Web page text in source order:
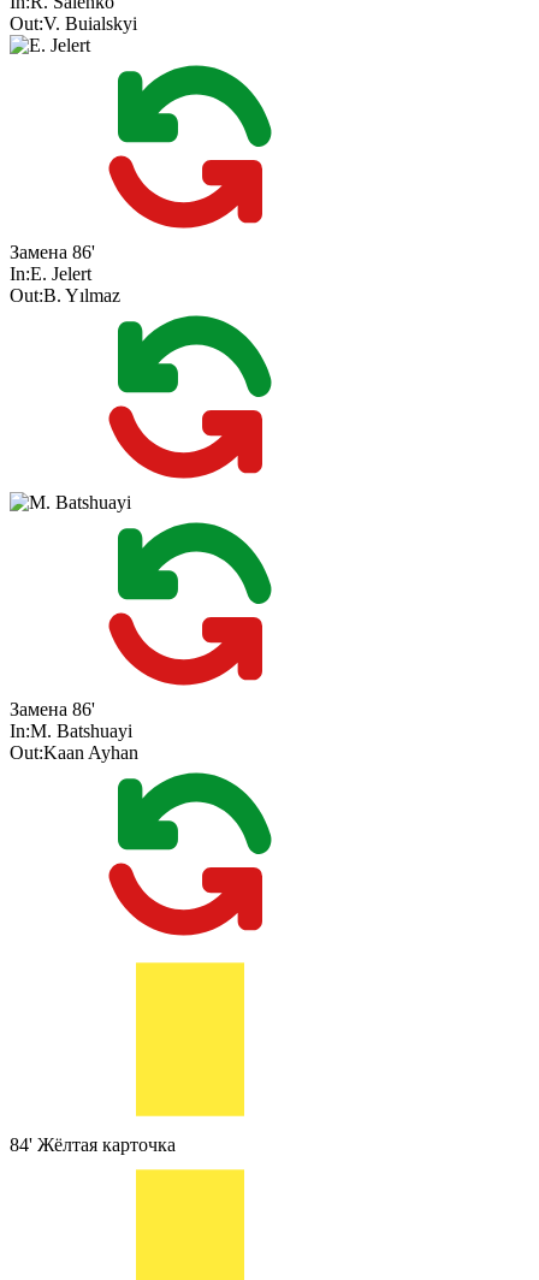
Out:V. Buialskyi
Замена 86'
In:E. Jelert
Out:B. Yılmaz
Замена 86'
In:M. Batshuayi
Out:Kaan Ayhan
84' Жёлтая карточка